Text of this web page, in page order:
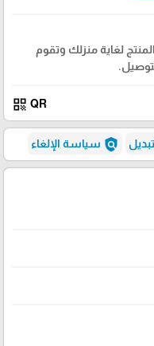
لغاية منزلك وتقوم
QR
qr_code
policy سياسة الإلغاء